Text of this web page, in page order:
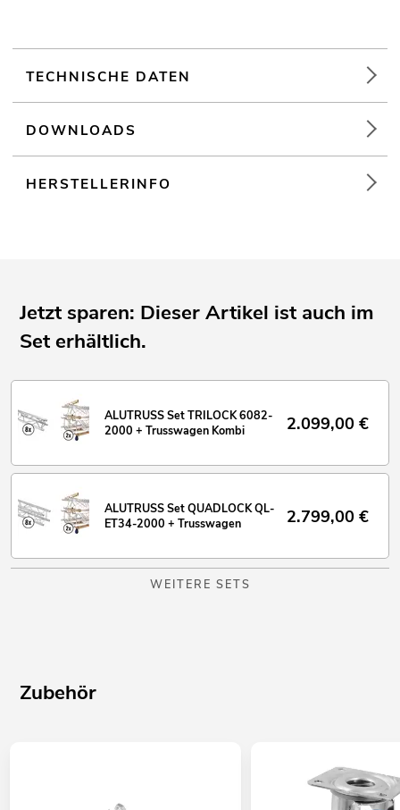
TECHNISCHE DATEN
DOWNLOADS
HERSTELLERINFO
Jetzt sparen: Dieser Artikel ist auch im
Set erhältlich.
ALUTRUSS Set TRILOCK 6082-
2000 + Trusswagen Kombi
2.099,00 €
ALUTRUSS Set QUADLOCK QL-
ET34-2000 + Trusswagen
2.799,00 €
WEITERE SETS
Zubehör